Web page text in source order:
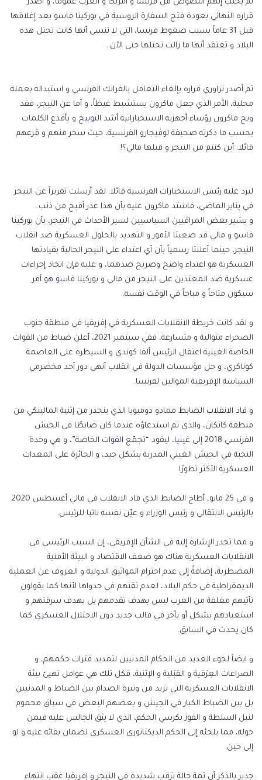
ثم يجيب إنهم اللصوص من فرنسا و أمريكا و الغرب عموماً، و أصدر
قراره النهائي بعودة فتح السفارة الروسية في بوركينا فاسو بعد إغلاقها
قبل 31 عاماً بسبب ضغوط فرنسا، التي لا تنسى أنها كانت تحتل هذه
البلاد و تعتقد أنها ما زالت تحتلها حتى الآن..
ثم أصدر تراوري قراره بإلغاء التعامل بالفرانك الفرنسي و استبداله بعملة
محلية، الأمر الذي جعل ماكرون يستشيط غيظاً، و أما عن النيجر، فقد
وبخ ماكرون رؤساء أجهزته الاستخباراتية أشد التوبيخ و بأقذع الكلمات
بحسب ما ذكرته صحيفة لوفيجارو الفرنسية، حيث سخر منهم و قرعهم
قائلا: أين كنتم من النيجر و قبلها مالي؟!
ليرد عليه رئيس الاستخبارات الفرنسية قائلا: لقد أرسلت تقريراً عن النيجر
في يناير الماضي، فاشتد ماكرون عليه بأن هذا عذر أقبح من ذنب..
و يشير بعض المراقبين السياسيين لسير الأحداث في النيجر، بأن بوركينا
فاسو و مالي قد صعبتا الأمور و التهديد بالحلول العسكرية ضد انقلاب
النيجر، حينما أعلنتا رسمياً بأن أي اعتداء على النيجر الحالية بقيادتها
العسكرية هو اعتداء واضح وصريح ضدهما، و عليه فإن اتخاذ إجراءات
عسكرية ضد المعتدين على النيجر من مالي و بوركينا فاسو هو أمر
سيكون متاحاً و مباحاً في الوقت نفسه..
و لقد كانت خريطة الانقلابات العسكرية في إفريقيا في منطقة جنوب
الصحراء متوالية و متسارعة، ففي سبتمبر 2021، أعلن ضباط من القوات
الخاصة الغينية اعتقال الرئيس ألفا كوندي و السيطرة على العاصمة
كوناكري، و حل مؤسسات الدولة في انقلاب أنهى دور أحد مخضرمي
السياسة الإفريقية الموالين لفرنسا.
و قاد الانقلاب الضابط ممادو دومبويا الذي ينحدر من إثنية المالينكي من
منطقة كانكان، والذي تم استدعاؤه عندما كان ضابطًا في الجيش
الفرنسي 2018 إلى غينيا، ليقود “تجمّع القوات الخاصة”، و هي وحدة
النخبة في الجيش الغيني المدربة بشكل جيد، و الحائزة على المعدات
العسكرية الأكثر تطورًا.
و في 25 مايو، أطاح الضابط الذي قاد الانقلاب في مالي أغسطس 2020
بالرئيس الانتقالي و رئيس الوزراء و عيّن نفسه نائبا للرئيس.
و مما تجدر الإشارة إليه في الشأن الإفريقي، إن السبب الرئيسي في
الانقلابات العسكرية هناك هو ضعف الاقتصاد و البيئة الأمنية
المضطربة، إضافةً إلى عدم احترام المواثيق الدولية و العزوف عن العملية
الديمقراطية في حكم البلاد، لعدم ثقتهم في جدواها لأنها كما يقولون
تأتيهم مغلفة من الغرب ليس بهدف تقدمهم بل بهدف سرقتهم و
استعبادهم بشكل أو بآخر في قالب جديد دون الاحتلال العسكري كما
كان يحدث في السابق.
و ايضاً لجوء العديد من الحكام المدنيين لتمديد فترات حكمهم، و
الصراعات العِرْقية و القبَلية و الإثنية، فكل تلك هي عوامل تهيئ بيئة
الانقلابات العسكرية التي تزيد من وتيرة الصدام بين الضباط و المدنيين
بل بين الضباط الكبار في الجيش و بعضهم البعض في سباق محموم
لنيل السلطة و الفوز بكرسي الحكم، الذي لا يثق الجالس عليه فيمن
حوله، مما يلجئه إلى الحكم الديكتاتوري العسكري لضمان بقائه عليه و لو
إلى حين.
جدير بالذكر أن ثمة حالة ترقب شديدة في النيجر و إفريقيا عقب انتهاء